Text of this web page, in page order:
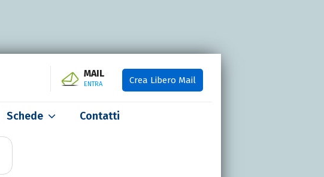
MAIL
ENTRA Crea Libero Mail
Schede Contatti